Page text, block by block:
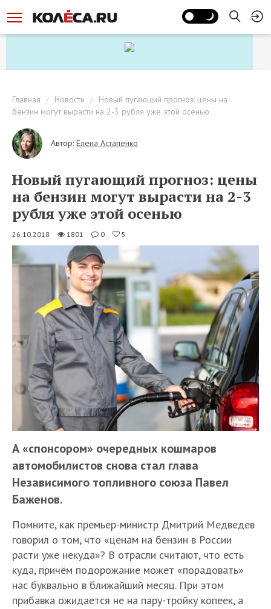
Главная Новости
Новый пугающий прогноз: цены на
бензин могут вырасти на 2-3 рубля уже этой осенью
Автор: Елена Астапенко
Новый пугающий прогноз: цены
на бензин могут вырасти на 2-3
рубля уже этой осенью
26.10.2018 1801 0 5
А «спонсором» очередных кошмаров
автомобилистов снова стал глава
Независимого топливного союза Павел
Баженов.
Помните, как премьер-министр Дмитрий Медведев
говорил о том, что «ценам на бензин в России
расти уже некуда»? В отрасли считают, что есть
куда, причём подорожание может «порадовать»
нас буквально в ближайший месяц. При этом
прибавка ожидается не на пару-тройку копеек, а